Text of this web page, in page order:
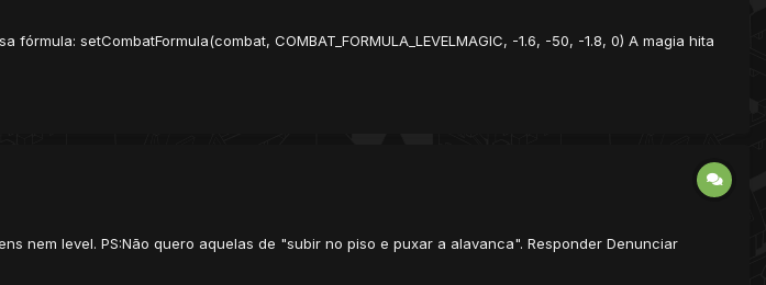
setCombatFormula(combat, COMBAT_FORMULA_LEVELMAGIC, -1.6, -50, -1.8, 0) A magia hita
nem level. PS:Não quero aquelas de "subir no piso e puxar a alavanca". Responder Denunciar